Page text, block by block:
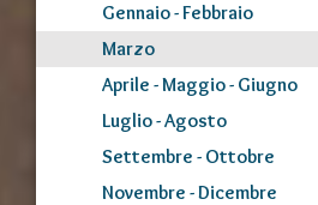
Gennaio - Febbraio
Marzo
Aprile - Maggio - Giugno
Luglio - Agosto
Settembre - Ottobre
Novembre - Dicembre